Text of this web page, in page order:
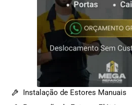
Instalação de Estores Manuais